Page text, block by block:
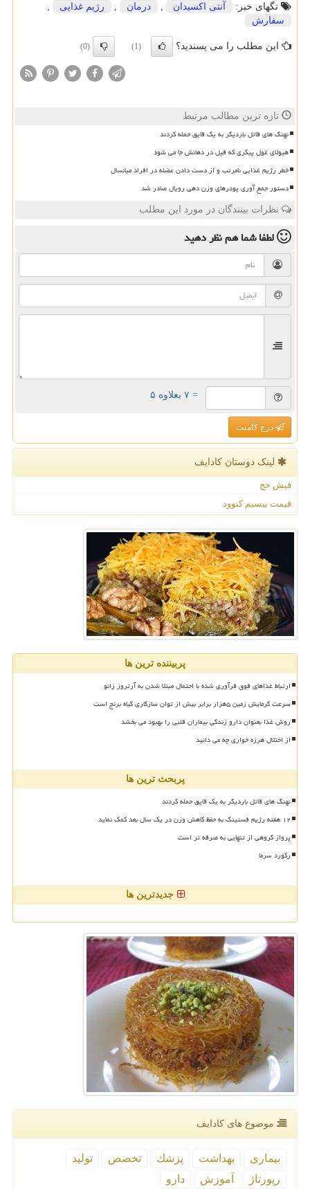
تگهای خبر:
آنتی اكسیدان درمان رژیم غذایی
سفارش
این مطلب را می پسندید؟ (1)
(0)
تازه ترین مطالب مرتبط
نهنگ های قاتل باردیگر به یک قایق حمله کردند
هیولای غول پیکری که فیل در دهانش جا می شود
خطر رژیم غذایی نامرتب و از دست دادن عضله در افراد میانسال
دستور جمع آوری پودرهای وزن دهی رویال صادر شد
نظرات بینندگان در مورد این مطلب
لطفا شما همنظر دهید
= ۷ بعلاوه ۵
درج کامنت
لینک دوستان كادایف
فیش حج
قیمت بیسیم کنوود
پربیننده ترین ها
ارتباط غذاهای فوق فرآوری شده با احتمال مبتلا شدن به آرتروز زانو
سرعت گرمایش زمین ۵هزار برابر بیش از توان سازگاری گیاه برنج است
روش غذا بعنوان دارو زندگی بیماران قلبی را بهبود می بخشد
از اختلال هرزه خواری چه می دانید
پربحث ترین ها
نهنگ های قاتل باردیگر به یک قایق حمله کردند
۱۲ هفته رژیم فستینگ به حفظ کاهش وزن در یک سال بعد کمک نماید
پرواز گروهی از تنهایی به صرفه تر است
رکورد سرما
جدیدترین ها
موضوع های كادایف
بیماری بهداشت پزشك تخصص
تولید
رپورتاژ
آموزش دارو